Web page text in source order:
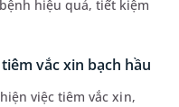
hiệu quả, tiết kiệm
vắc xin bạch hầu
việc tiêm vắc xin,